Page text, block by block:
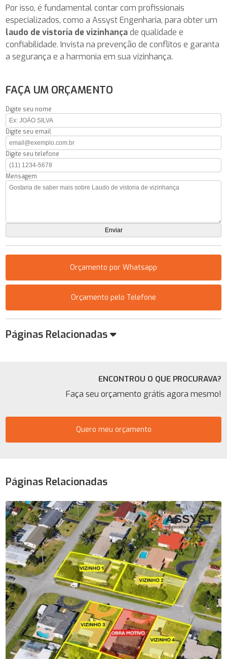
Por isso, é fundamental contar com profissionais
especializados, como a Assyst Engenharia, para obter um
laudo de vistoria de vizinhançade qualidade e
confiabilidade. Invista na prevenção de conflitos e garanta
a segurança e a harmonia em sua vizinhança.
FAÇA UM ORÇAMENTO
Digite seu nome
Digite seu email
Digite seu telefone
Mensagem
Orçamento por Whatsapp
Orçamento pelo Telefone
Páginas Relacionadas
ENCONTROU O QUE PROCURAVA?
Faça seu orçamento grátis agora mesmo!
Quero meu orçamento
Páginas Relacionadas